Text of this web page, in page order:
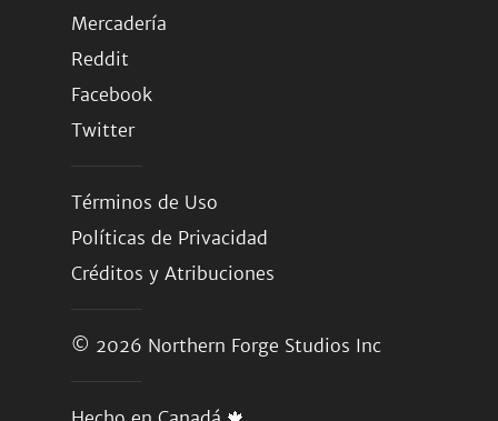
Mercadería
Reddit
Facebook
Twitter
Términos de Uso
Políticas de Privacidad
Créditos y Atribuciones
© 2026 Northern Forge Studios Inc